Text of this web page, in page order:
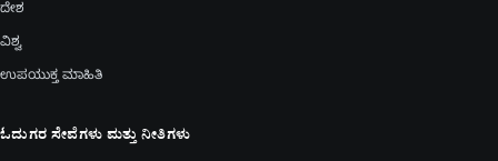
ದೇಶ
ವಿಶ್ವ
ಉಪಯುಕ್ತ ಮಾಹಿತಿ
ಓದುಗರ ಸೇವೆಗಳು ಮತ್ತು ನೀತಿಗಳು